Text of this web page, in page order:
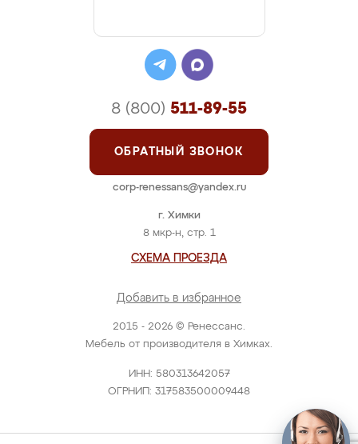
2015 - 2026 © Ренессанс.
Мебель от производителя в Химках.
ИНН: 580313642057
ОГРНИП: 317583500009448
г. Химки
8 мкр-н, стр. 1
СХЕМА ПРОЕЗДА
Добавить в избранное
8 (800) 511-89-55
ОБРАТНЫЙ ЗВОНОК
corp-renessans@yandex.ru